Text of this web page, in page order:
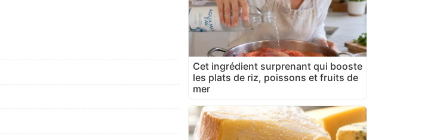
Cet ingrédient surprenant qui booste
les plats de riz, poissons et fruits de
mer